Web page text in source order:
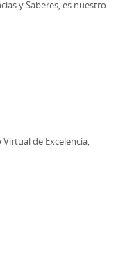
y Saberes, es nuestro
de Excelencia,